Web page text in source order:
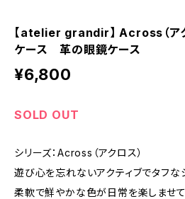
【atelier grandir】 Across（ア
ケース 革の眼鏡ケース
¥6,800
SOLD OUT
シリーズ：Across（アクロス）
遊び心を忘れないアクティブでタフな
柔軟で鮮やかな色が日常を楽しませて